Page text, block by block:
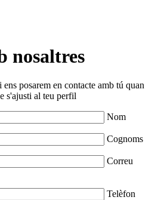
nosaltres
posarem en contacte amb tú quan
s'ajusti al teu perfil
Nom
Cognoms
Correu
Telèfon